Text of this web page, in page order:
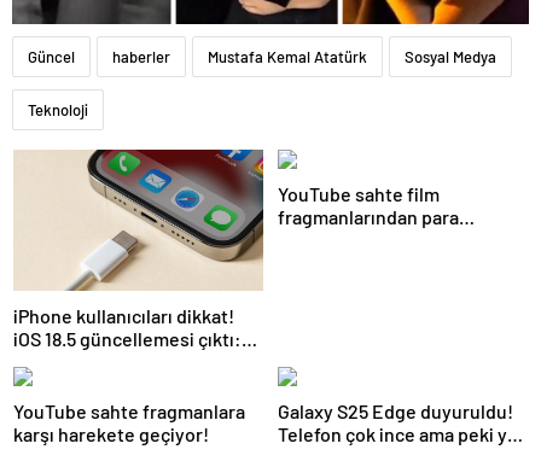
Güncel haberler Mustafa Kemal Atatürk Sosyal Medya
Teknoloji
iPhone kullanıcıları dikkat!
iOS 18.5 güncellemesi çıktı:
YouTube sahte film
fragmanlarından para
YouTube sahte fragmanlara
karşı harekete geçiyor!
Galaxy S25 Edge duyuruldu!
Telefon çok ince ama peki ya